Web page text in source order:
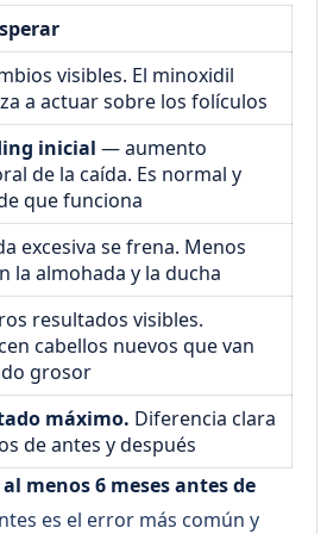
visibles. El minoxidil
a actuar sobre los folículos
inicial — aumento
de la caída. Es normal y
que funciona
excesiva se frena. Menos
la almohada y la ducha
resultados visibles.
cabellos nuevos que van
grosor
máximo. Diferencia clara
de antes y después
menos 6 meses antes de
es el error más común y